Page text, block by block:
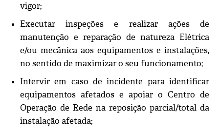
vigor;
Executar inspeções e realizar ações de
manutenção e reparação de natureza Elétrica
e/ou mecânica aos equipamentos e instalações,
no sentido de maximizar o seu funcionamento;
Intervir em caso de incidente para identificar
equipamentos afetados e apoiar o Centro de
Operação de Rede na reposição parcial/total da
instalação afetada;